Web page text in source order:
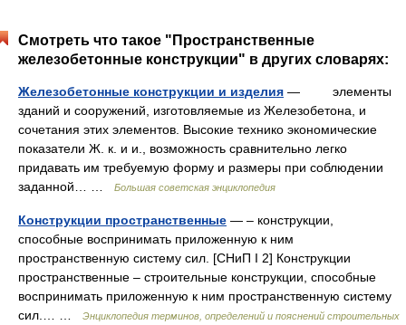
Смотреть что такое "Пространственные
железобетонные конструкции" в других словарях:
Железобетонные конструкции и изделия — элементы
зданий и сооружений, изготовляемые из Железобетона, и
сочетания этих элементов. Высокие технико экономические
показатели Ж. к. и и., возможность сравнительно легко
придавать им требуемую форму и размеры при соблюдении
заданной… …
Большая советская энциклопедия
Конструкции пространственные — – конструкции,
способные воспринимать приложенную к ним
пространственную систему сил. [СНиП I 2] Конструкции
пространственные – строительные конструкции, способные
воспринимать приложенную к ним пространственную систему
сил.… …
Энциклопедия терминов, определений и пояснений строительных